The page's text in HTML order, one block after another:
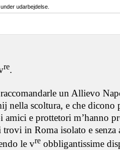
udarbejdelse.
re.
un Allievo
nella scoltura, e che dicono
amici e prottetori m’hanno
in Roma isolato e
le vre obbligantissime